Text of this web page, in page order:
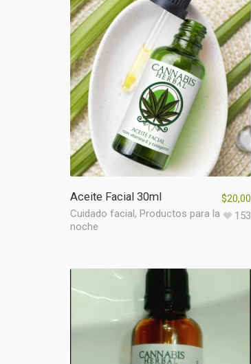
Aceite Facial 30ml
Cuidado facial, Productos para la
noche
$20,00
153